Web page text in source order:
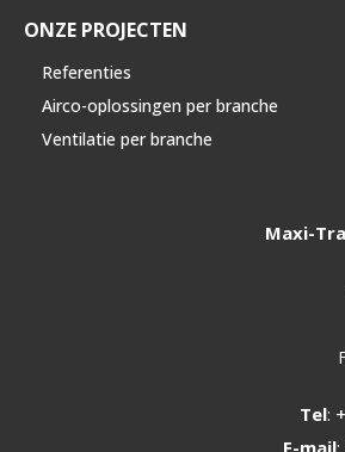
ONZE PROJECTEN
Referenties
Airco-oplossingen per branche
Ventilatie per branche
Maxi-
Tel: